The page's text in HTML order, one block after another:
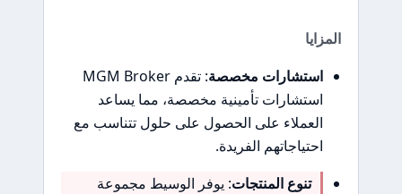
المزايا
استشارات مخصصة
: تقدم MGM Broker
استشارات تأمينية مخصصة، مما يساعد
العملاء على الحصول على حلول تتناسب مع
احتياجاتهم الفريدة.
تنوع المنتجات: يوفر الوسيط مجموعة